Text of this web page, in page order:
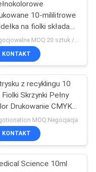
10-mililitrowe
na fiolki składane
do potrzeb
KONTAKT
z recyklingu 10
Fiolki Skrzynki Pełny
Drukowanie CMYK
produktuMOQ:Negocjacja
KONTAKT
Science 10ml